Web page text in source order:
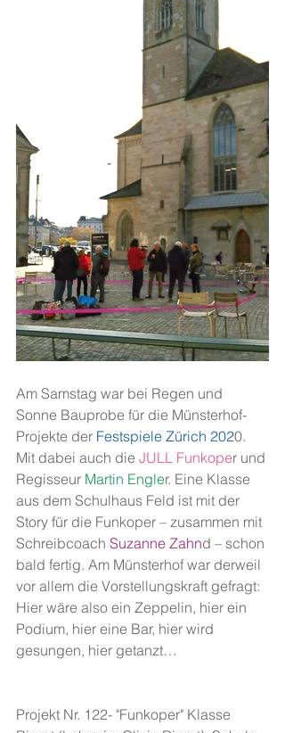
Am Samstag war bei Regen und
Sonne Bauprobe für die Münsterhof-
Projekte der Festspiele Zürich 2020.
Mit dabei auch die JULL Funkoper und
Regisseur Martin Engler. Eine Klasse
aus dem Schulhaus Feld ist mit der
Story für die Funkoper – zusammen mit
Schreibcoach Suzanne Zahnd – schon
bald fertig. Am Münsterhof war derweil
vor allem die Vorstellungskraft gefragt:
Hier wäre also ein Zeppelin, hier ein
Podium, hier eine Bar, hier wird
gesungen, hier getanzt…
Projekt Nr. 122- "Funkoper" Klasse